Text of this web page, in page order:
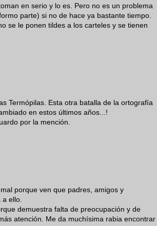
en serio y lo es. Pero no es un problema
parte) si no de hace ya bastante tiempo.
se le ponen tildes a los carteles y se tienen
Termópilas. Esta otra batalla de la ortografía
en estos últimos años...!
por la mención.
porque ven que padres, amigos y
ello.
demuestra falta de preocupación y de
atención. Me da muchísima rabia encontrar